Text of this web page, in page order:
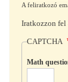
A feliratkozó
Iratkozzon fel
CAPTCHA
Math